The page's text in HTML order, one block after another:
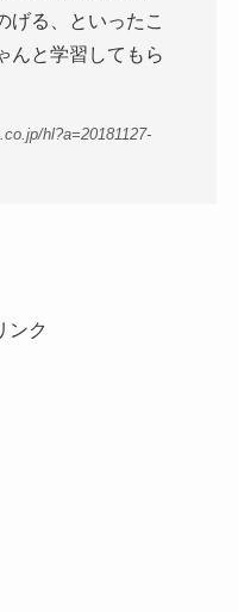
げる、といったこ
んと学習してもら
hl?a=20181127-
ンク